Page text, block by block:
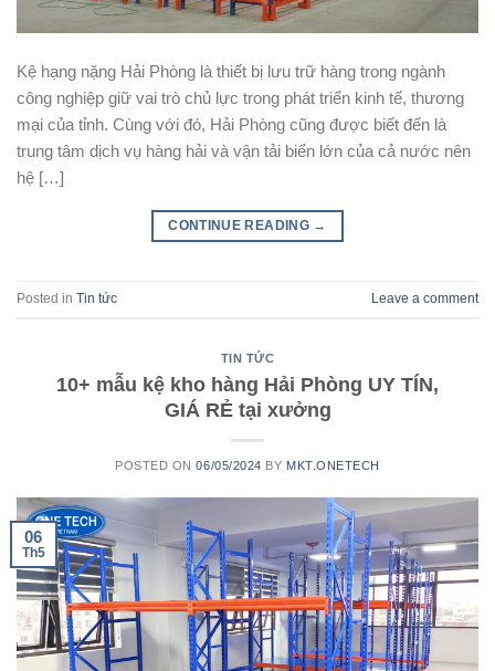
Kệ hạng nặng Hải Phòng là thiết bị lưu trữ hàng trong ngành
công nghiệp giữ vai trò chủ lực trong phát triển kinh tế, thương
mại của tỉnh. Cùng với đó, Hải Phòng cũng được biết đến là
trung tâm dịch vụ hàng hải và vận tải biển lớn của cả nước nên
hệ […]
CONTINUE READING →
Posted in Tin tức Leave a comment
TIN TỨC
10+ mẫu kệ kho hàng Hải Phòng UY TÍN,
GIÁ RẺ tại xưởng
POSTED ON06/05/2024 BY MKT.ONETECH
06
Th5